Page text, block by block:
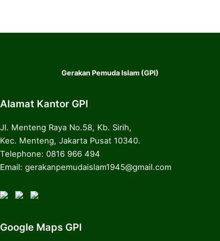
Gerakan Pemuda Islam (GPI)
Alamat Kantor GPI
Jl. Menteng Raya No.58, Kb. Sirih,
Kec. Menteng, Jakarta Pusat 10340.
Telephone: 0816 966 494
Email: gerakanpemudaislam1945@gmail.com
Google Maps GPI